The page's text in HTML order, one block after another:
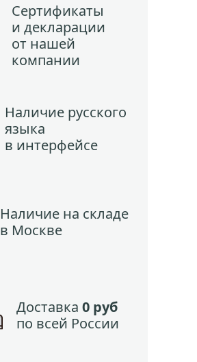
Сертификаты
и декларации
от нашей
компании
Наличие русского
языка
в интерфейсе
Наличие на складе
в Москве
Доставка 0 руб
по всей России